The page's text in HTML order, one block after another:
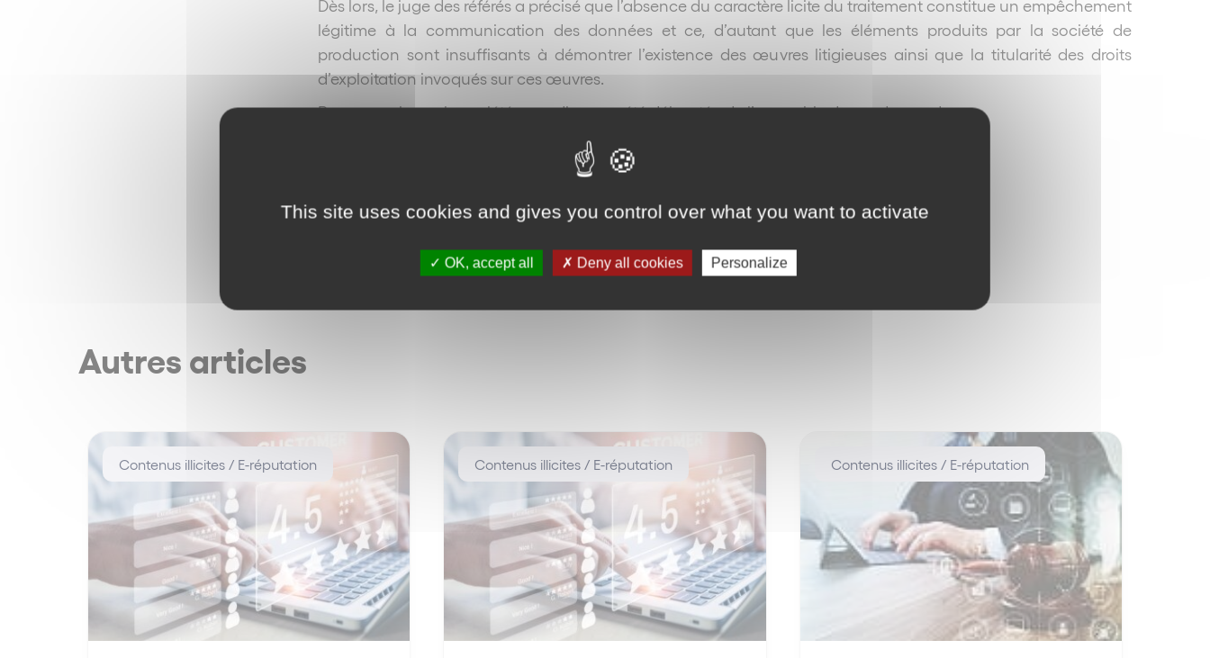
Dès lors, le juge des référés a précisé que l’absence du caractère licite du traitement constitue un empêchement
légitime à la communication des données et ce, d’autant que les éléments produits par la société de
production sont insuffisants à démontrer l’existence des œuvres litigieuses ainsi que la titularité des droits
d’exploitation invoqués sur ces œuvres.
Pour ces raisons, la société canadienne a été déboutée de l’ensemble de ses demandes.
Articles 27,30 et 37 du RGPD
Autres articles
Contenus illicites / E-réputation Contenus illicites / E-réputation Contenus illicites / E-réputation
This site uses cookies and gives you control over what you want to activate
OK, accept all Deny all cookies Personalize